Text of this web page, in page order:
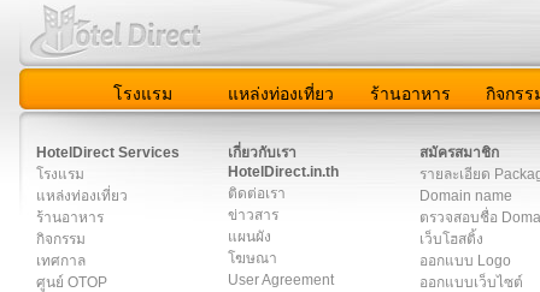
โรงแรม แหล่งท่องเที่ยว ร้านอาหาร กิจกรร
HotelDirect Services
โรงแรม
แหล่งท่องเที่ยว
ร้านอาหาร
กิจกรรม
เทศกาล
ศูนย์ OTOP
เกี่ยวกับเรา
HotelDirect.in.th
ติดต่อเรา
ข่าวสาร
แผนผัง
โฆษณา
User Agreement
สมัครสมาชิก
รายละเอียด
Domain name
ตรวจสอบชื่อ
เว็บโฮสติ้ง
ออกแบบ Logo
ออกแบบเว็บไซต์